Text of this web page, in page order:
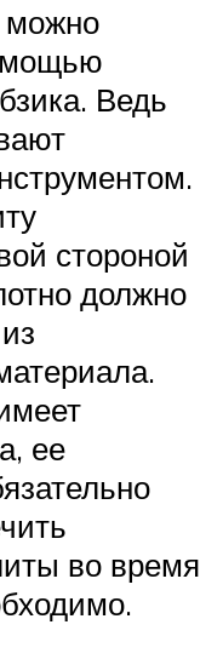
можно
Ведь
стороной
должно
ее
во время